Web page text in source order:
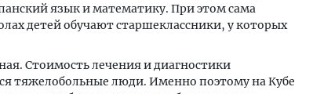
язык и математику. При этом сама
детей обучают старшеклассники, у которых
Стоимость лечения и диагностики
тяжелобольные люди. Именно поэтому на Кубе